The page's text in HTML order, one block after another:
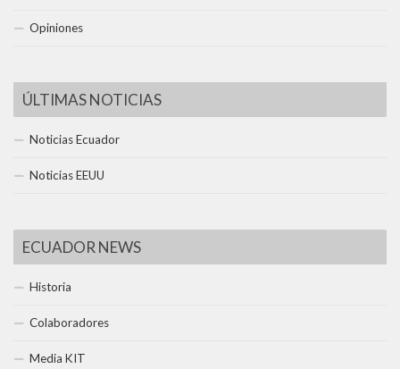
Opiniones
ÚLTIMAS NOTICIAS
Noticias Ecuador
Noticias EEUU
ECUADOR NEWS
Historia
Colaboradores
Media KIT